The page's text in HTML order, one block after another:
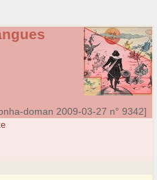
doman 2009-03-27 n° 9342]